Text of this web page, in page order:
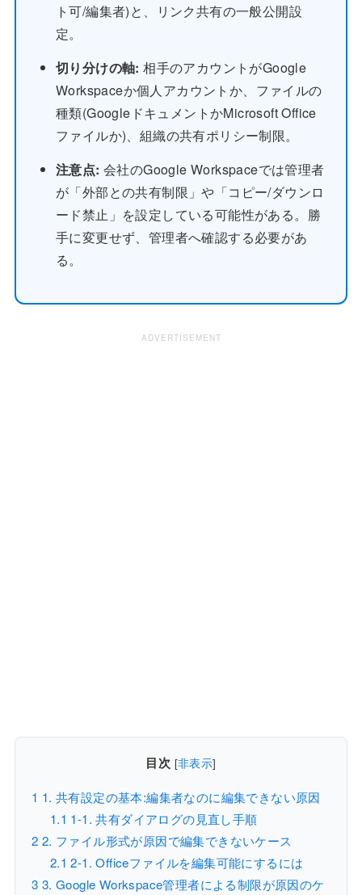
ト可/編集者)と、リンク共有の一般公開設
定。
切り分けの軸: 相手のアカウントがGoogle
Workspaceか個人アカウントか、ファイルの
種類(GoogleドキュメントかMicrosoft Office
ファイルか)、組織の共有ポリシー制限。
注意点: 会社のGoogle Workspaceでは管理者
が「外部との共有制限」や「コピー/ダウンロ
ード禁止」を設定している可能性がある。勝
手に変更せず、管理者へ確認する必要があ
る。
ADVERTISEMENT
目次 [非表示]
1 1. 共有設定の基本:編集者なのに編集できない原因
1.1 1-1. 共有ダイアログの見直し手順
2 2. ファイル形式が原因で編集できないケース
2.1 2-1. Officeファイルを編集可能にするには
3 3. Google Workspace管理者による制限が原因のケ